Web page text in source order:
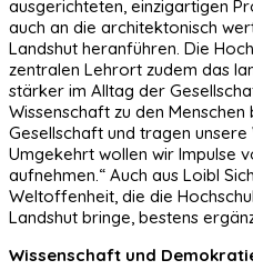
ausgerichteten, einzigartigen
auch an die architektonisch
Landshut heranführen. Die
zentralen Lehrort zudem das
stärker im Alltag der
Wissenschaft zu den
Gesellschaft und tragen unsere
Umgekehrt wollen wir Impulse
aufnehmen.“ Auch aus Loibl
Weltoffenheit, die die
Landshut bringe, bestens
Wissenschaft und